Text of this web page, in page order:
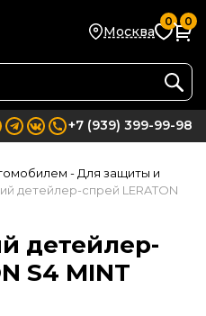
Москва
0 0
+7 (939) 399-99-98
- Для защиты и
детейлер-спрей LERATON
детейлер-
S4 MINT